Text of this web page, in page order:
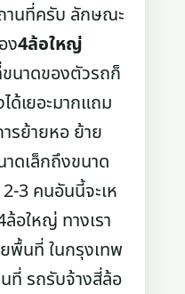
านที่ครับ ลักษณะ
ง4ล้อใหญ่
นาดของตัวรถก็
ด้เยอะมากแถม
รย้ายหอ ย้าย
ดเล็กถึงขนาด
3 คนอันนี้จะเห
อใหญ่ ทางเรา
พื้นที่ ในกรุงเทพ
ที่ รถรับจ้างสี่ล้อ